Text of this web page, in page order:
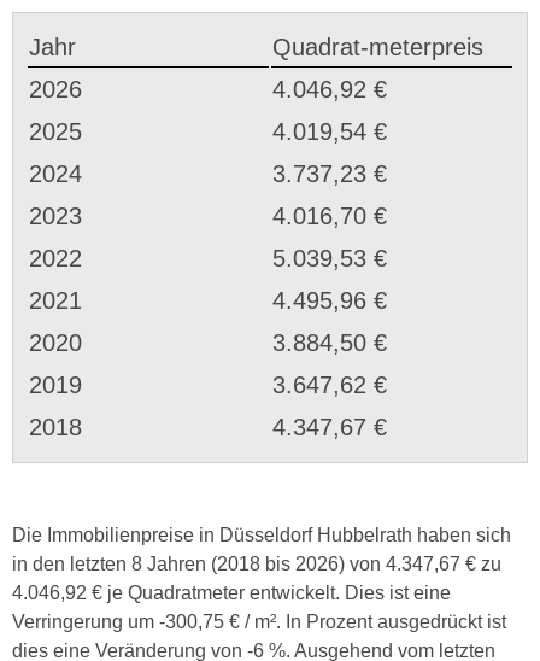
Jahr
Quadrat-meterpreis
2026
4.046,92 €
2025
4.019,54 €
2024
3.737,23 €
2023
4.016,70 €
2022
5.039,53 €
2021
4.495,96 €
2020
3.884,50 €
2019
3.647,62 €
2018
4.347,67 €
Die Immobilienpreise in Düsseldorf Hubbelrath haben sich
in den letzten 8 Jahren (2018 bis 2026) von 4.347,67 € zu
4.046,92 € je Quadratmeter entwickelt. Dies ist eine
Verringerung um -300,75 € / m². In Prozent ausgedrückt ist
dies eine Veränderung von -6 %. Ausgehend vom letzten